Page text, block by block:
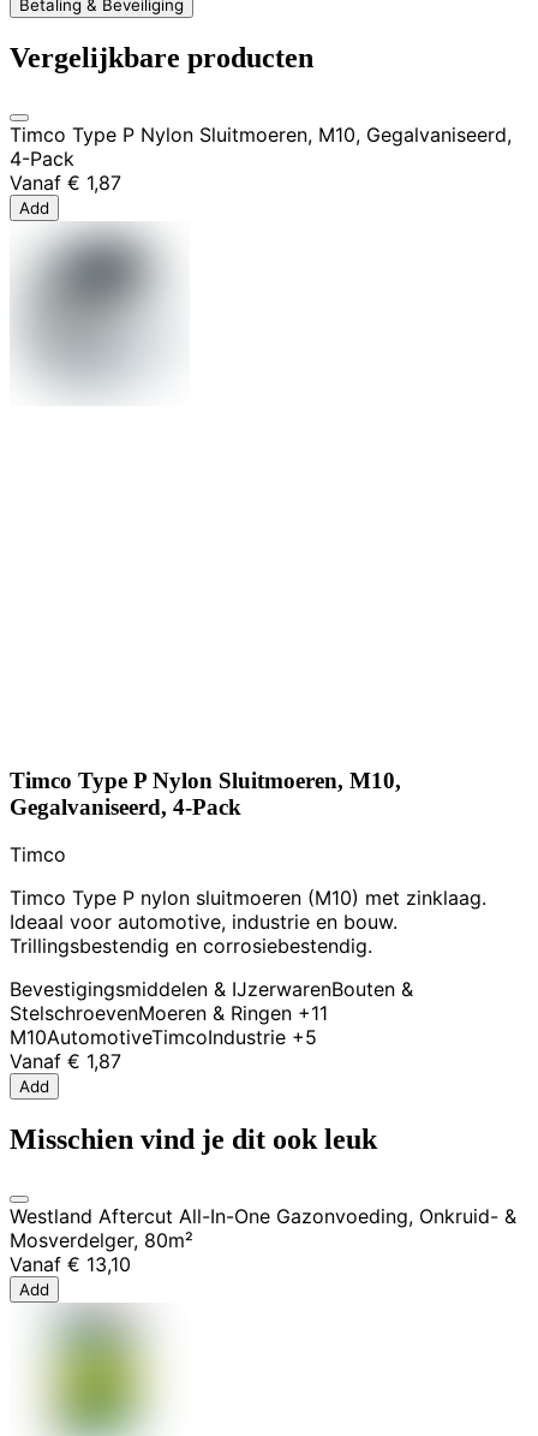
Betaling & Beveiliging
Vergelijkbare producten
Timco Type P Nylon Sluitmoeren, M10, Gegalvaniseerd,
4-Pack
Vanaf € 1,87
Add
Timco Type P Nylon Sluitmoeren, M10,
Gegalvaniseerd, 4-Pack
Timco
Timco Type P nylon sluitmoeren (M10) met zinklaag.
Ideaal voor automotive, industrie en bouw.
Trillingsbestendig en corrosiebestendig.
Bevestigingsmiddelen & IJzerwarenBouten &
StelschroevenMoeren & Ringen +11
M10AutomotiveTimcoIndustrie +5
Vanaf € 1,87
Add
Misschien vind je dit ook leuk
Westland Aftercut All-In-One Gazonvoeding, Onkruid- &
Mosverdelger, 80m²
Vanaf € 13,10
Add